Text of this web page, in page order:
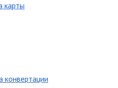
карты
конвертации